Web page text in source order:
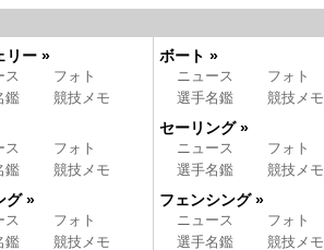
リー »
ス
フォト
鑑
競技メモ
ス
フォト
鑑
競技メモ
グ »
ス
フォト
鑑
競技メモ
ボート »
ニュース
フォト
選手名鑑
競技メモ
セーリング »
ニュース
フォト
選手名鑑
競技メモ
フェンシング »
ニュース
フォト
選手名鑑
競技メモ